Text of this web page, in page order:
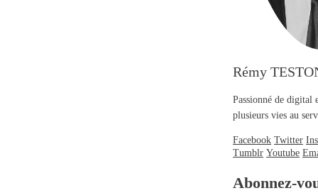
Rémy
Passionné de digital
plusieurs vies au
Facebook Twitter
Tumblr Youtube
Abonnez-